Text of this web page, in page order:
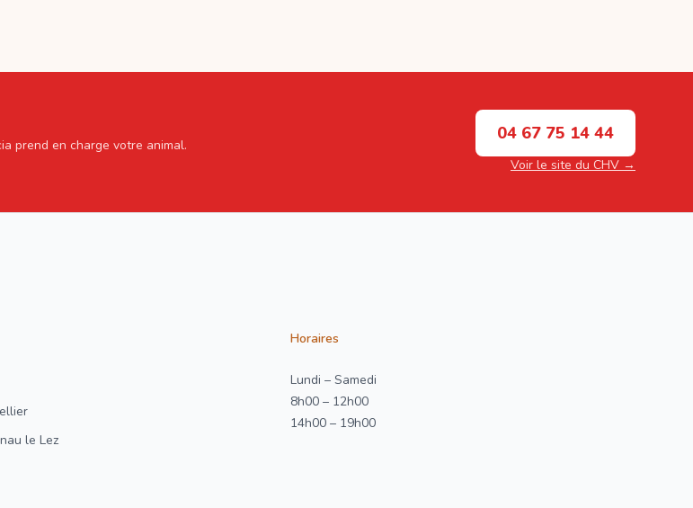
prend en charge votre animal.
04 67 75 14 44
Voir le site du CHV →
le Lez
Horaires
Lundi – Samedi
8h00 – 12h00
14h00 – 19h00